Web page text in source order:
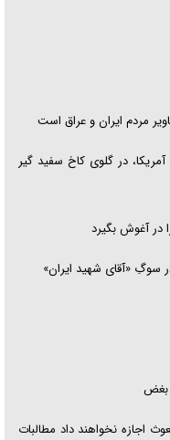
مردم ایران و عراق است
در گلوی کاخ سفید گیر
آغوش بگیرد
سوگِ «آقای شهید ایران»
بغض
اجازه نخواهند داد مطالبات